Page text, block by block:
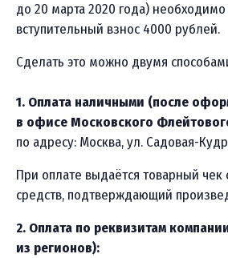
до 20 марта 2020 года) необходимо
вступительный взнос 4000 рублей.
Сделать это можно двумя
1. Оплата наличными (после
в офисе Московского
по адресу: Москва, ул. Садовая-
При оплате выдаётся товарный чек
средств, подтверждающий
2. Оплата по реквизитам
из регионов):